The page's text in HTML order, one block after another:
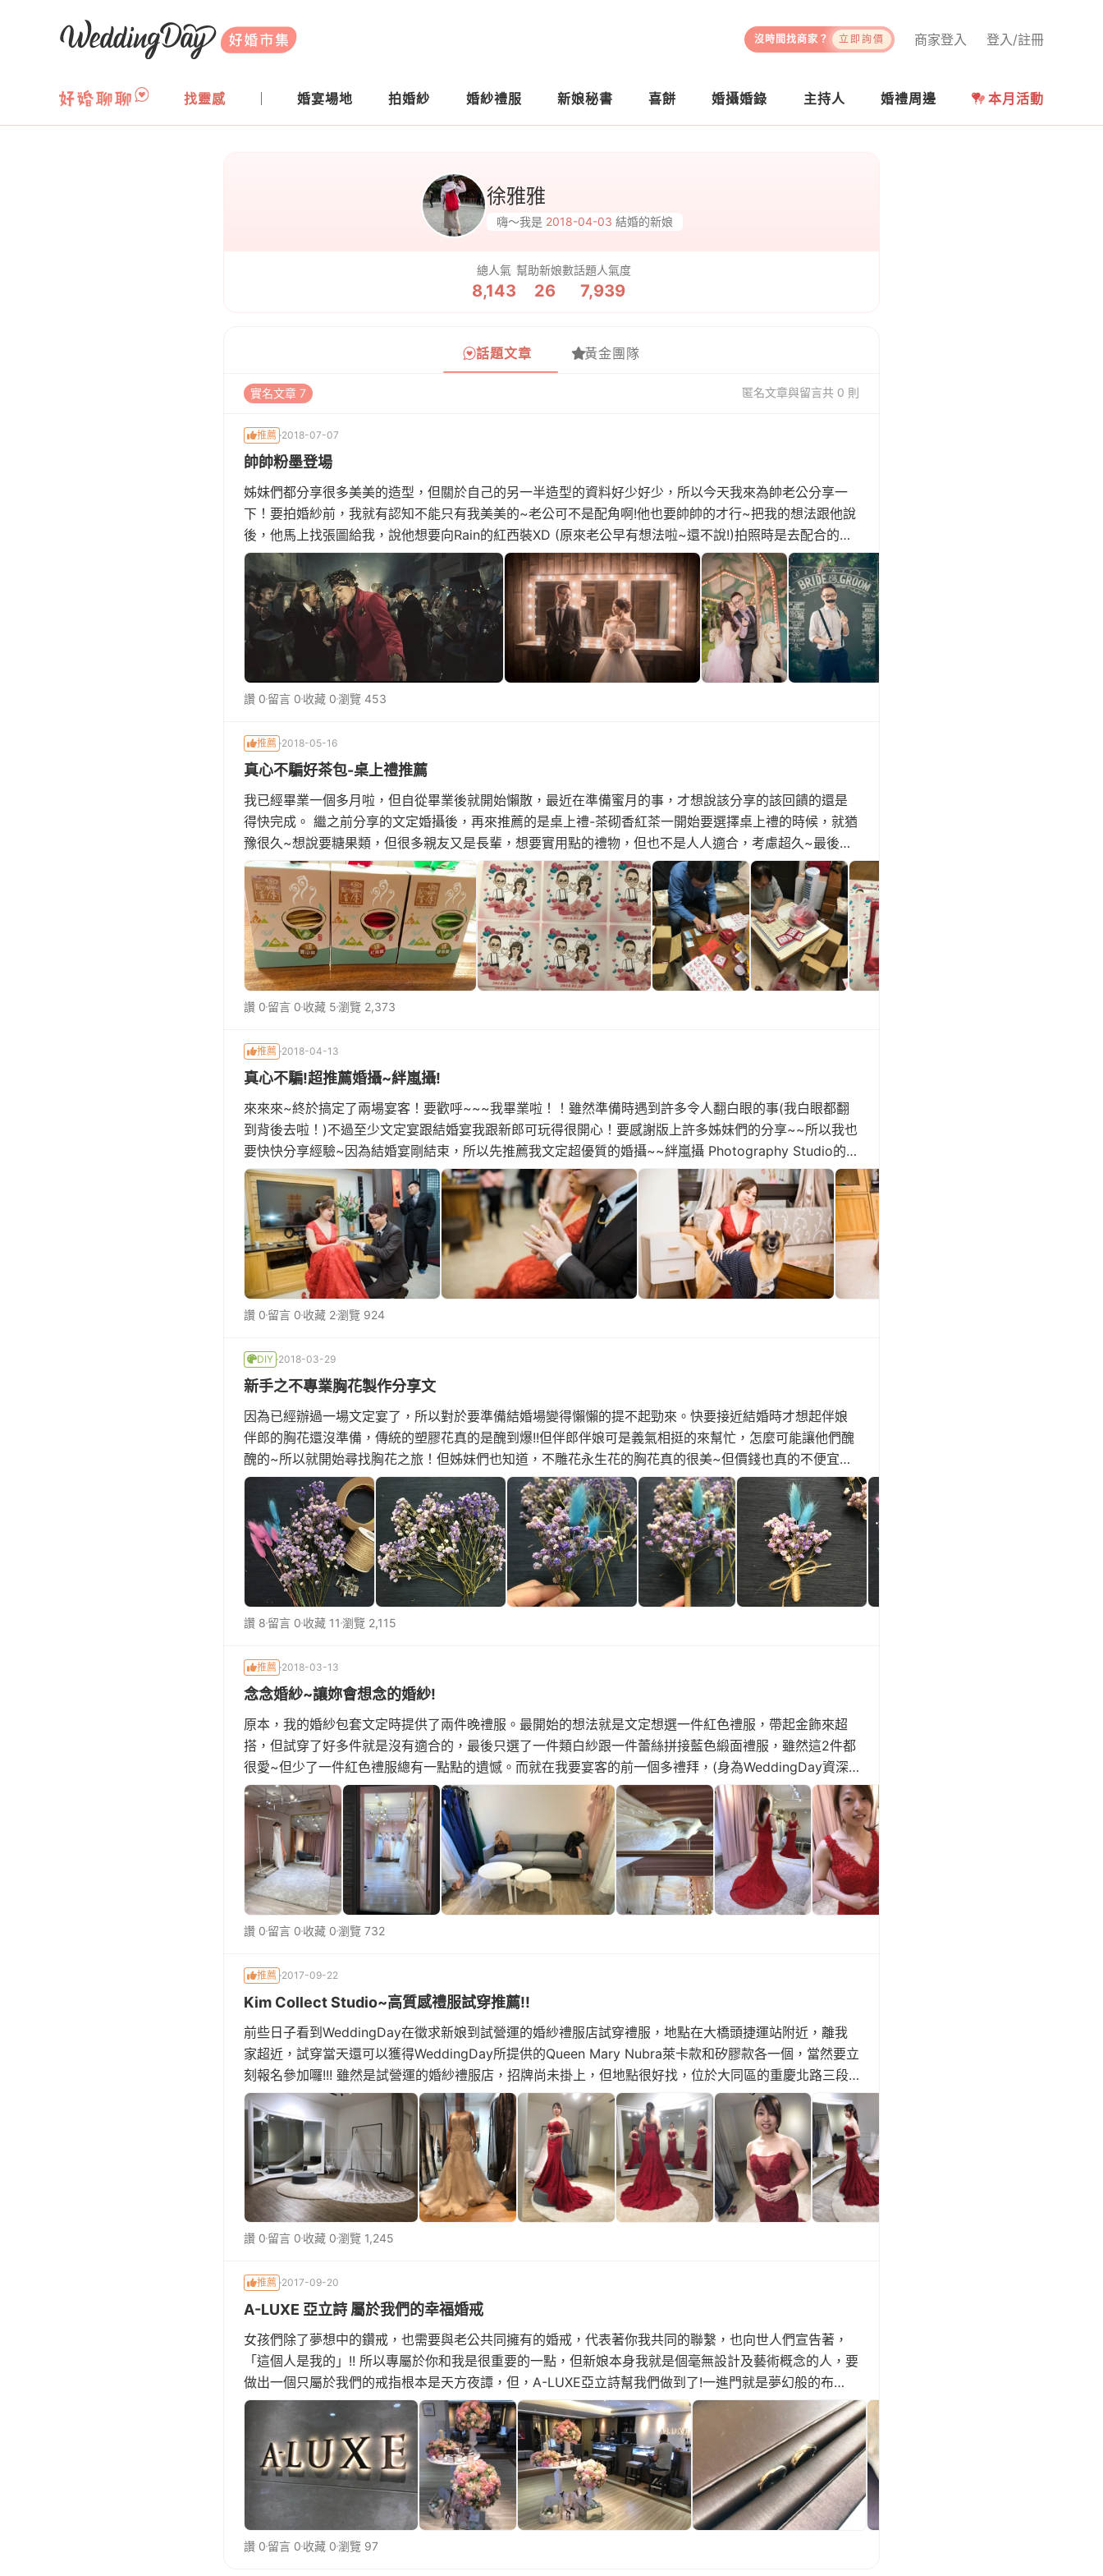
WeddingDay 好婚市集
登入/註冊
商家登入
沒時間找商家？ 立即詢價
找靈感 婚宴場地 拍婚紗 婚紗禮服 新娘秘書 喜餅 婚攝婚錄 主持人 婚禮周邊 本月活動
徐雅雅
嗨～我是 2018-04-03 結婚的新娘
總人氣
8,143
幫助新娘數
26
話題人氣度
7,939
話題文章 黃金團隊
實名文章 7 匿名文章與留言共 0 則
推薦 2018-07-07
帥帥粉墨登場
姊妹們都分享很多美美的造型，但關於自己的另一半造型的資料好少好少，所以今天我來為帥老公分享一
下！要拍婚紗前，我就有認知不能只有我美美的~老公可不是配角啊!他也要帥帥的才行~把我的想法跟他說
後，他馬上找張圖給我，說他想要向Rain的紅西裝XD (原來老公早有想法啦~還不說!)拍照時是去配合的西
裝公司挑選，基本款黑、白及銀灰色，一開始老公早表明絕對不會選白色，不當什麼白馬王
讚 0 留言 0 收藏 0瀏覽 453
推薦 2018-05-16
真心不騙好茶包-桌上禮推薦
我已經畢業一個多月啦，但自從畢業後就開始懶散，最近在準備蜜月的事，才想說該分享的該回饋的還是
得快完成。 繼之前分享的文定婚攝後，再來推薦的是桌上禮-茶砌香紅茶一開始要選擇桌上禮的時候，就猶
豫很久~想說要糖果類，但很多親友又是長輩，想要實用點的禮物，但也不是人人適合，考慮超久~最後因
為我的龐大家族們都是鄉下鄉親，都有天天喝茶的習慣，所以就決定送茶包給大家啦。網路上有很多婚禮
茶包，很可愛但價錢真有點令
讚 0 留言 0 收藏 5瀏覽 2,373
推薦 2018-04-13
真心不騙!超推薦婚攝~絆嵐攝!
來來來~終於搞定了兩場宴客！要歡呼~~~我畢業啦！！雖然準備時遇到許多令人翻白眼的事(我白眼都翻
到背後去啦！)不過至少文定宴跟結婚宴我跟新郎可玩得很開心！要感謝版上許多姊妹們的分享~~所以我也
要快快分享經驗~因為結婚宴剛結束，所以先推薦我文定超優質的婚攝~~絆嵐攝 Photography Studio的阿
欽!!辦過了2場宴客喜宴，我發現新娘是最閒也是最忙的那位，明明來了很多朋友，多想要坐下來好好聊
讚 0 留言 0 收藏 2瀏覽 924
DIY 2018-03-29
新手之不專業胸花製作分享文
因為已經辦過一場文定宴了，所以對於要準備結婚場變得懶懶的提不起勁來。快要接近結婚時才想起伴娘
伴郎的胸花還沒準備，傳統的塑膠花真的是醜到爆!!但伴郎伴娘可是義氣相挺的來幫忙，怎麼可能讓他們醜
醜的~所以就開始尋找胸花之旅！但姊妹們也知道，不雕花永生花的胸花真的很美~但價錢也真的不便宜啊!
要找到二手的胸花也是可遇不可求，所以我興起了自己動手做的念頭! 但畢竟我完全沒做過，花材又那麼
多，所以我目標是最簡單
讚 8 留言 0 收藏 11 瀏覽 2,115
推薦 2018-03-13
念念婚紗~讓妳會想念的婚紗!
原本，我的婚紗包套文定時提供了兩件晚禮服。最開始的想法就是文定想選一件紅色禮服，帶起金飾來超
搭，但試穿了好多件就是沒有適合的，最後只選了一件類白紗跟一件蕾絲拼接藍色緞面禮服，雖然這2件都
很愛~但少了一件紅色禮服總有一點點的遺憾。而就在我要宴客的前一個多禮拜，(身為WeddingDay資深
淺水員，當然不會錯過任何的公告啦~)有新招開幕的婚紗店在舉辦婚紗體驗耶~手刀飛奔立刻報名!!也沒想
到真的讓我等到
讚 0 留言 0 收藏 0瀏覽 732
推薦 2017-09-22
Kim Collect Studio~高質感禮服試穿推薦!!
前些日子看到WeddingDay在徵求新娘到試營運的婚紗禮服店試穿禮服，地點在大橋頭捷運站附近，離我
家超近，試穿當天還可以獲得WeddingDay所提供的Queen Mary Nubra萊卡款和矽膠款各一個，當然要立
刻報名參加囉!!! 雖然是試營運的婚紗禮服店，招牌尚未掛上，但地點很好找，位於大同區的重慶北路三段
183號，門口以純白色為主，一進去的環境令人感到舒適，不過是我第一次寫不專業分享文，我
讚 0 留言 0 收藏 0瀏覽 1,245
推薦 2017-09-20
A-LUXE 亞立詩 屬於我們的幸福婚戒
女孩們除了夢想中的鑽戒，也需要與老公共同擁有的婚戒，代表著你我共同的聯繫，也向世人們宣告著，
「這個人是我的」!! 所以專屬於你和我是很重要的一點，但新娘本身我就是個毫無設計及藝術概念的人，要
做出一個只屬於我們的戒指根本是天方夜譚，但，A-LUXE亞立詩幫我們做到了!一進門就是夢幻般的布
置，粉紅泡泡都冒出來了! 而且環境超舒適，讓人挑選時完全放
讚 0 留言 0 收藏 0瀏覽 97